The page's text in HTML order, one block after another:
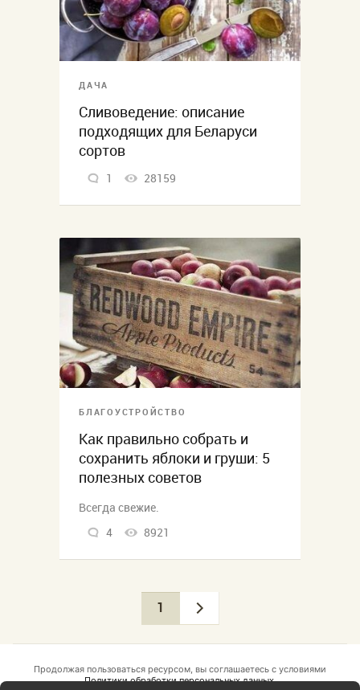
ДАЧА
Сливоведение: описание
подходящих для Беларуси
сортов
1 28159
БЛАГОУСТРОЙСТВО
Как правильно собрать и
сохранить яблоки и груши: 5
полезных советов
Всегда свежие.
4
8921
1
Продолжая пользоваться ресурсом, вы соглашаетесь с условиями
Политики обработки персональных данных.